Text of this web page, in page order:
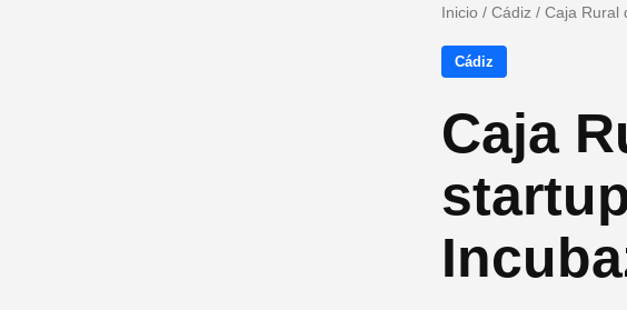
Inicio / Cádiz / Caja Rural
Cádiz
Caja